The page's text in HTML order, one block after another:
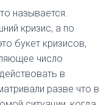
называется.
кризис, а по
букет кризисов,
число
в
разве что в